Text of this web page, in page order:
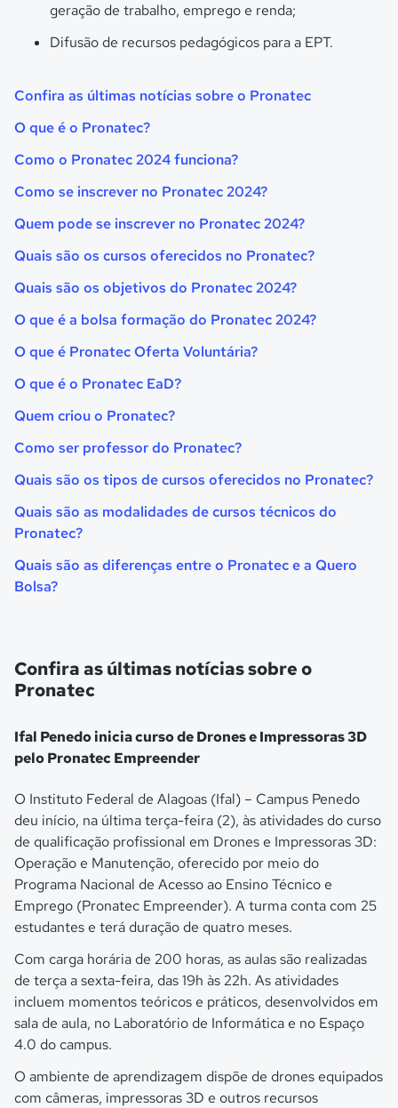
geração de trabalho, emprego e renda;
Difusão de recursos pedagógicos para a EPT.
Confira as últimas notícias sobre o Pronatec
O que é o Pronatec?
Como o Pronatec 2024 funciona?
Como se inscrever no Pronatec 2024?
Quem pode se inscrever no Pronatec 2024?
Quais são os cursos oferecidos no Pronatec?
Quais são os objetivos do Pronatec 2024?
O que é a bolsa formação do Pronatec 2024?
O que é Pronatec Oferta Voluntária?
O que é o Pronatec EaD?
Quem criou o Pronatec?
Como ser professor do Pronatec?
Quais são os tipos de cursos oferecidos no Pronatec?
Quais são as modalidades de cursos técnicos do
Pronatec?
Quais são as diferenças entre o Pronatec e a Quero
Bolsa?
Confira as últimas notícias sobre o
Pronatec
Ifal Penedo inicia curso de Drones e Impressoras 3D
pelo Pronatec Empreender
O Instituto Federal de Alagoas (Ifal) – Campus Penedo
deu início, na última terça-feira (2), às atividades do curso
de qualificação profissional em Drones e Impressoras 3D:
Operação e Manutenção, oferecido por meio do
Programa Nacional de Acesso ao Ensino Técnico e
Emprego (Pronatec Empreender). A turma conta com 25
estudantes e terá duração de quatro meses.
Com carga horária de 200 horas, as aulas são realizadas
de terça a sexta-feira, das 19h às 22h. As atividades
incluem momentos teóricos e práticos, desenvolvidos em
sala de aula, no Laboratório de Informática e no Espaço
4.0 do campus.
O ambiente de aprendizagem dispõe de drones equipados
com câmeras, impressoras 3D e outros recursos